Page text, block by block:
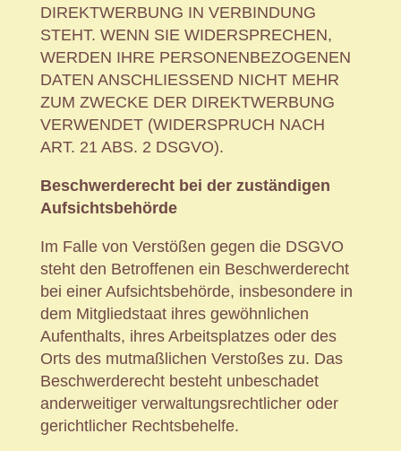
DIREKTWERBUNG IN VERBINDUNG
STEHT. WENN SIE WIDERSPRECHEN,
WERDEN IHRE PERSONENBEZOGENEN
DATEN ANSCHLIESSEND NICHT MEHR
ZUM ZWECKE DER DIREKTWERBUNG
VERWENDET (WIDERSPRUCH NACH
ART. 21 ABS. 2 DSGVO).
Beschwerde­recht bei der zuständigen
Aufsichts­behörde
Im Falle von Verstößen gegen die DSGVO
steht den Betroffenen ein Beschwerderecht
bei einer Aufsichtsbehörde, insbesondere in
dem Mitgliedstaat ihres gewöhnlichen
Aufenthalts, ihres Arbeitsplatzes oder des
Orts des mutmaßlichen Verstoßes zu. Das
Beschwerderecht besteht unbeschadet
anderweitiger verwaltungsrechtlicher oder
gerichtlicher Rechtsbehelfe.